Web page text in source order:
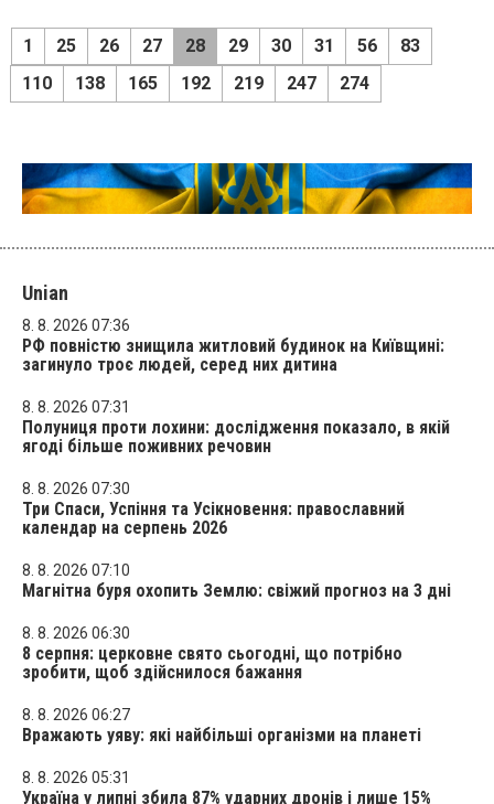
1 25 26 27 28 29 30 31 56
83
110
138 165 192 219 247 274
Unian
8. 8. 2026 07:36
РФ повністю знищила житловий будинок на Київщині:
загинуло троє людей, серед них дитина
8. 8. 2026 07:31
Полуниця проти лохини: дослідження показало, в якій
ягоді більше поживних речовин
8. 8. 2026 07:30
Три Спаси, Успіння та Усікновення: православний
календар на серпень 2026
8. 8. 2026 07:10
Магнітна буря охопить Землю: свіжий прогноз на 3 дні
8. 8. 2026 06:30
8 серпня: церковне свято сьогодні, що потрібно
зробити, щоб здійснилося бажання
8. 8. 2026 06:27
Вражають уяву: які найбільші організми на планеті
8. 8. 2026 05:31
Україна у липні збила 87% ударних дронів і лише 15%